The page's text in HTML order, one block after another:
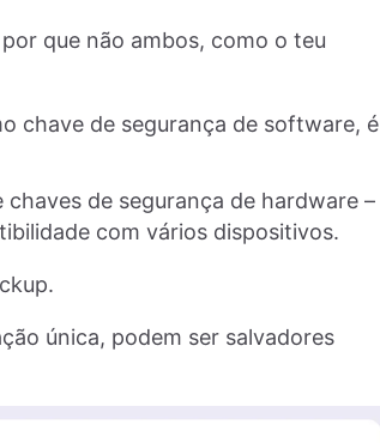
que não ambos, como o teu
chave de segurança de software, é
de segurança de hardware –
com vários dispositivos.
única, podem ser salvadores